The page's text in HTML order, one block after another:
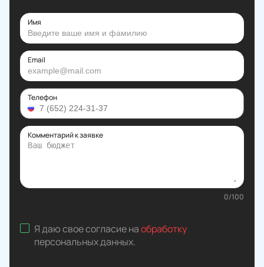
Имя
Email
Телефон
Комментарий к заявке
0/100
Я даю свое согласие наобработку
персональных данных.